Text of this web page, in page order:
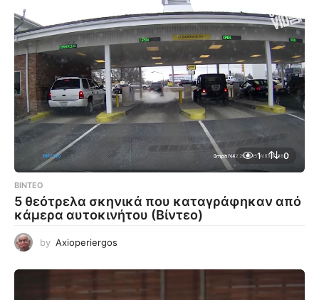
1 0
ΒΊΝΤΕΟ
5 θεότρελα σκηνικά που καταγράφηκαν από
κάμερα αυτοκινήτου (Βίντεο)
by Axioperiergos